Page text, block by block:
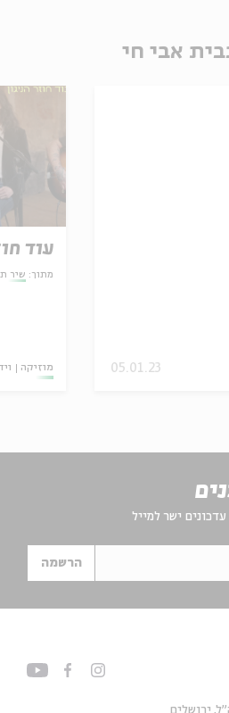
אבי חי
05.01.23
עוד
מתוך: שיר
מוזיקה
ישר למייל
הרשמה